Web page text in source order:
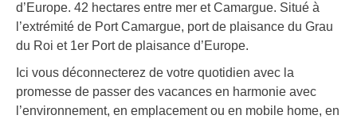
d’Europe. 42 hectares entre mer et Camargue. Situé à
l’extrémité de Port Camargue, port de plaisance du Grau
du Roi et 1er Port de plaisance d’Europe.
Ici vous déconnecterez de votre quotidien avec la
promesse de passer des vacances en harmonie avec
l’environnement, en emplacement ou en mobile home, en